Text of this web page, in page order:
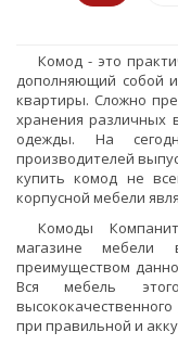
Комод - это
дополняющий собой
квартиры. Сложно
хранения различных
одежды. На
производителей
купить комод не
корпусной мебели
Комоды
магазине мебели
преимуществом
Вся мебель
при правильной и